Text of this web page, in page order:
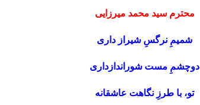
محترم سید محمد میرزایی
شميمِ نرگسِ شيراز دارى
دوچشمِ مست شوراندازدارى
تو، با طرزِ نگاهت عاشقانه